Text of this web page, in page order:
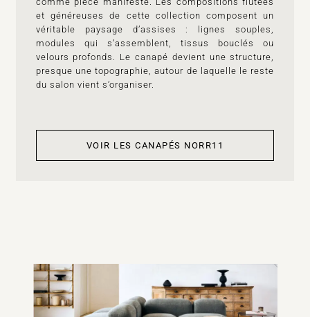
et généreuses de cette collection composent un
véritable paysage d’assises : lignes souples,
modules qui s’assemblent, tissus bouclés ou
velours profonds. Le canapé devient une structure,
presque une topographie, autour de laquelle le reste
du salon vient s’organiser.
VOIR LES CANAPÉS NORR11